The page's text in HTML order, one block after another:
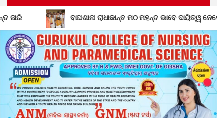
ବାଘଶାଳା ରାଧାକାନ୍ତ ମଠ ମହନ୍ତ ଭାବେ ଦାୟିତ୍ୱ ନେଲେ ଗୋପାଳ ଦାସଜୀ